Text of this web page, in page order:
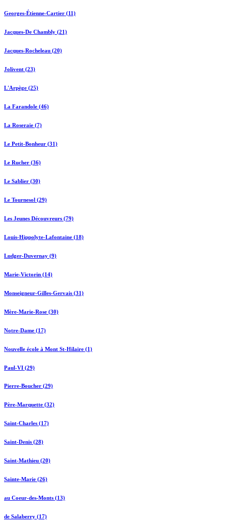
Georges-Étienne-Cartier (11)
Jacques-De Chambly (21)
Jacques-Rocheleau (20)
Jolivent (23)
L'Arpège (25)
La Farandole (46)
La Roseraie (7)
Le Petit-Bonheur (31)
Le Rucher (36)
Le Sablier (30)
Le Tournesol (29)
Les Jeunes Découvreurs (79)
Louis-Hippolyte-Lafontaine (18)
Ludger-Duvernay (9)
Marie-Victorin (14)
Monseigneur-Gilles-Gervais (31)
Mère-Marie-Rose (30)
Notre-Dame (17)
Nouvelle école à Mont St-Hilaire (1)
Paul-VI (29)
Pierre-Boucher (29)
Père-Marquette (32)
Saint-Charles (17)
Saint-Denis (28)
Saint-Mathieu (20)
Sainte-Marie (26)
au Coeur-des-Monts (13)
de Salaberry (17)